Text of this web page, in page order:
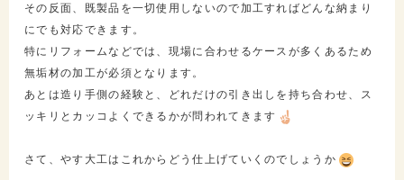
その反面、既製品を一切使用しないので加工すればどんな納まり
にでも対応できます。
特にリフォームなどでは、現場に合わせるケースが多くあるため
無垢材の加工が必須となります。
あとは造り手側の経験と、どれだけの引き出しを持ち合わせ、ス
ッキリとカッコよくできるかが問われてきます
さて、やす大工はこれからどう仕上げていくのでしょうか